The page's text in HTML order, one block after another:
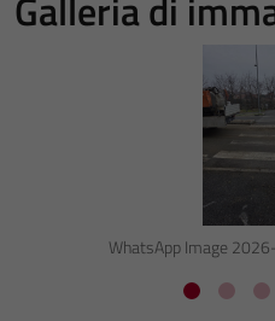
WhatsApp Image